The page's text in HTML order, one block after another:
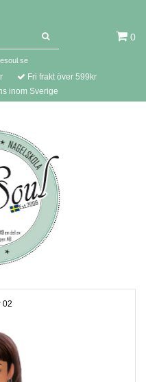
0
Fri frakt över 599kr
inom Sverige
02